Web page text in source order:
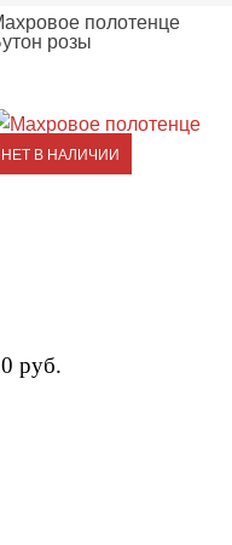
полотенце
розы
НЕТ В НАЛИЧИИ
руб.